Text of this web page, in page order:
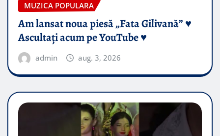
MUZICA POPULARA
Am lansat noua piesă „Fata Gilivană” ♥️
Ascultați acum pe YouTube ♥️
admin aug. 3, 2026